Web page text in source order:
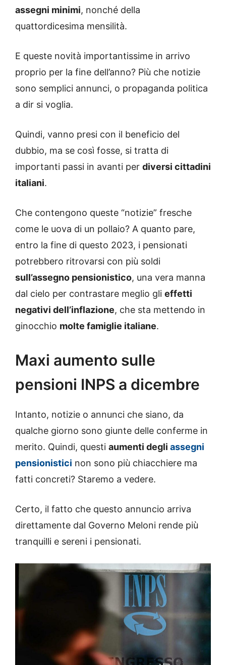
assegni minimi, nonché della
quattordicesima mensilità.
E queste novità importantissime in arrivo
proprio per la fine dell’anno? Più che notizie
sono semplici annunci, o propaganda politica
a dir si voglia.
Quindi, vanno presi con il beneficio del
dubbio, ma se così fosse, si tratta di
importanti passi in avanti per diversi cittadini
italiani.
Che contengono queste “notizie” fresche
come le uova di un pollaio? A quanto pare,
entro la fine di questo 2023, i pensionati
potrebbero ritrovarsi con più soldi
sull’assegno pensionistico, una vera manna
dal cielo per contrastare meglio gli effetti
negativi dell’inflazione, che sta mettendo in
ginocchio molte famiglie italiane.
Maxi aumento sulle
pensioni INPS a dicembre
Intanto, notizie o annunci che siano, da
qualche giorno sono giunte delle conferme in
merito. Quindi, questi aumenti degli assegni
pensionistici non sono più chiacchiere ma
fatti concreti? Staremo a vedere.
Certo, il fatto che questo annuncio arriva
direttamente dal Governo Meloni rende più
tranquilli e sereni i pensionati.